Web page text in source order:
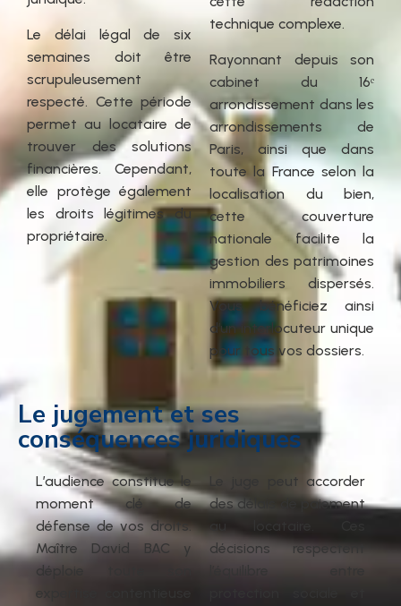
Le délai légal de six
semaines doit être
scrupuleusement
respecté. Cette période
permet au locataire de
trouver des solutions
financières. Cependant,
elle protège également
les droits légitimes du
propriétaire.
technique complexe.
Rayonnant depuis son
cabinet du 16ᵉ
arrondissement dans les
arrondissements de
Paris, ainsi que dans
toute la France selon la
localisation du bien,
cette couverture
nationale facilite la
gestion des patrimoines
immobiliers dispersés.
Vous bénéficiez ainsi
d’un interlocuteur unique
pour tous vos dossiers.
Le jugement et ses
conséquences juridiques
L’audience constitue le
moment clé de
défense de vos droits.
Maître David BAC y
déploie toute son
expertise contentieuse
Le juge peut accorder
des délais de paiement
décisions respectent
l’équilibre entre